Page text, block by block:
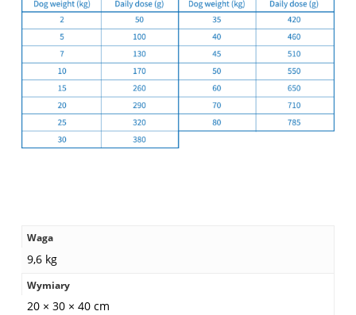
Waga
9,6 kg
Wymiary
20 × 30 × 40 cm